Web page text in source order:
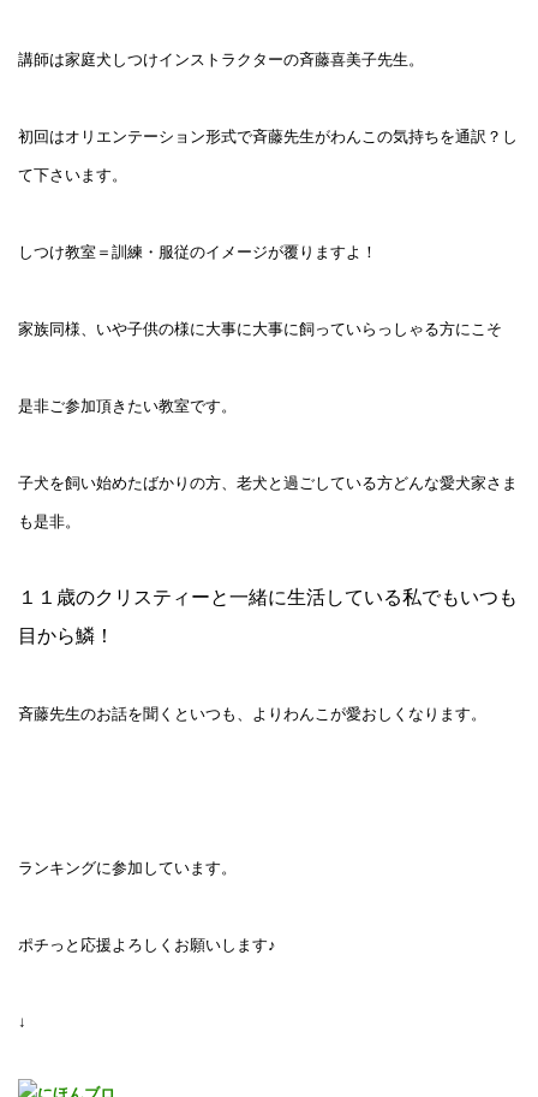
講師は家庭犬しつけインストラクターの斉藤喜美子先生。
初回はオリエンテーション形式で斉藤先生がわんこの気持ちを通訳？し
て下さいます。
しつけ教室＝訓練・服従のイメージが覆りますよ！
家族同様、いや子供の様に大事に大事に飼っていらっしゃる方にこそ
是非ご参加頂きたい教室です。
子犬を飼い始めたばかりの方、老犬と過ごしている方どんな愛犬家さま
も是非。
１１歳のクリスティーと一緒に生活している私でもいつも
目から鱗！
斉藤先生のお話を聞くといつも、よりわんこが愛おしくなります。
ランキングに参加しています。
ポチっと応援よろしくお願いします♪
↓